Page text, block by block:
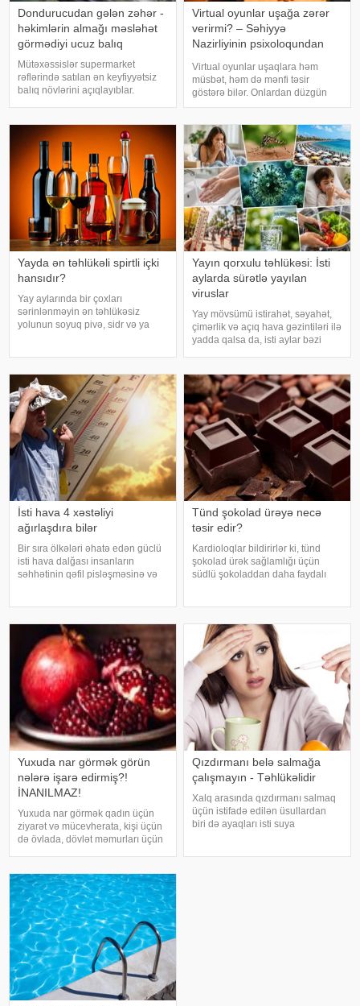
Dondurucudan gələn zəhər -
həkimlərin almağı məsləhət
görmədiyi ucuz balıq
Mütəxəssislər supermarket
rəflərində satılan ən keyfiyyətsiz
balıq növlərini açıqlayıblar.
görünür. xarici mediaya istinadən
xəbər verir ki, supermarketlərdək
Virtual oyunlar uşağa zərər
verirmi? – Səhiyyə
Nazirliyinin psixoloqundan
Virtual oyunlar uşaqlara həm
müsbət, həm də mənfi təsir
göstərə bilər. Onlardan düzgün
rejimdə istifadə edildikdə zehni
artıq oynanılması fiziki və psixoloji
problemlərə səbəb ola bilər
Yayda ən təhlükəli spirtli içki
hansıdır?
Yay aylarında bir çoxları
sərinlənməyin ən təhlükəsiz
yolunun soyuq pivə, sidr və ya
az alkoqollu içkilər çox vaxt
zərərsi
Yayın qorxulu təhlükəsi: İsti
aylarda sürətlə yayılan
viruslar
Yay mövsümü istirahət, səyahət,
çimərlik və açıq hava gəzintiləri ilə
yadda qalsa da, isti aylar bəzi
Buna səbəb təkcə yüksək
temperatur deyil. Açıq havad
İsti hava 4 xəstəliyi
ağırlaşdıra bilər
Bir sıra ölkələri əhatə edən güclü
isti hava dalğası insanların
səhhətinin qəfil pisləşməsinə və
günvurma riski yaratmır. xarici
mediay
Tünd şokolad ürəyə necə
təsir edir?
Kardioloqlar bildirirlər ki, tünd
şokolad ürək sağlamlığı üçün
südlü şokoladdan daha faydalı
maddələrdir. -a istinadən bildirir ki
Yuxuda nar görmək görün
nələrə işarə edirmiş?!
İNANILMAZ!
Yuxuda nar görmək qadın üçün
ziyarət və mücevherata, kişi üçün
də övlada, dövlət məmurları üçün
bərəkətinə, tacir üçün çox quru,
xalq üçün yaxşı bir idarəy
Qızdırmanı belə salmağa
çalışmayın - Təhlükəlidir
Xalq arasında qızdırmanı salmaq
üçün istifadə edilən üsullardan
biri də ayaqları isti suya